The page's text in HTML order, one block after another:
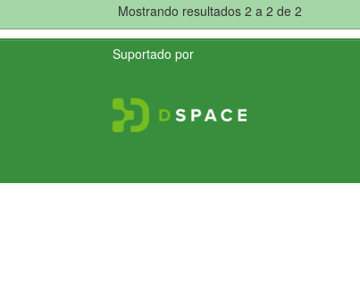
Mostrando resultados 2 a 2 de 2
Suportado por